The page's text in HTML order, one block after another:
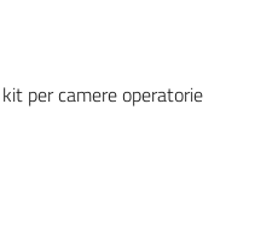
per camere operatorie